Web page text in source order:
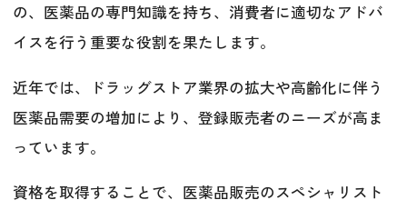
の、医薬品の専門知識を持ち、消費者に適切なアドバ
イスを行う重要な役割を果たします。
近年では、ドラッグストア業界の拡大や高齢化に伴う
医薬品需要の増加により、登録販売者のニーズが高ま
っています。
資格を取得することで、医薬品販売のスペシャリスト